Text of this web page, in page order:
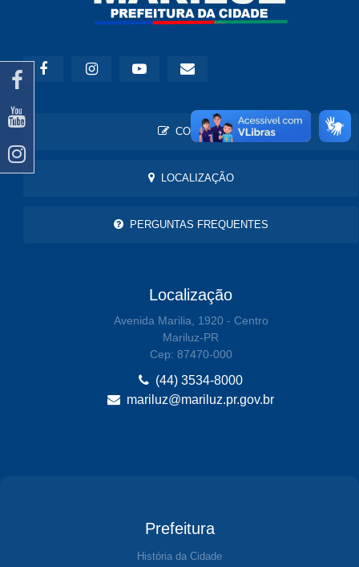
CONTATO
LOCALIZAÇÃO
PERGUNTAS FREQUENTES
Localização
Avenida Marilia, 1920 - Centro
Mariluz-PR
Cep: 87470-000
(44) 3534-8000
mariluz@mariluz.pr.gov.br
Prefeitura
História da Cidade